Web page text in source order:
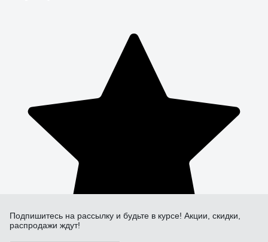
Подпишитесь на рассылку и будьте в курсе! Акции, скидки,
распродажи ждут!